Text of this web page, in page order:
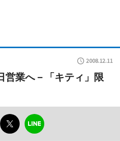
2008.12.11
営業へ－「キティ」限